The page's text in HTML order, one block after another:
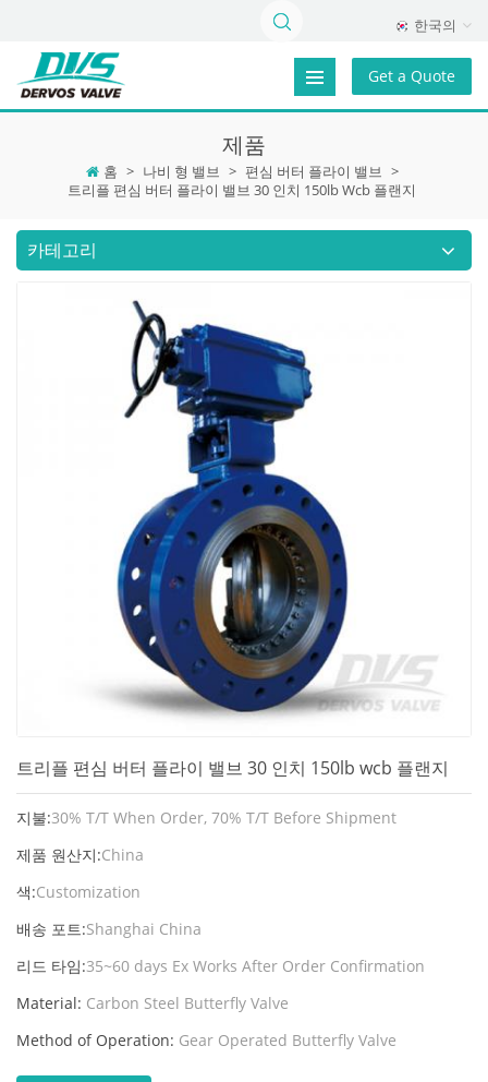
한국의
Get a Quote
제품
홈 > 나비 형 밸브 > 편심 버터 플라이 밸브 >
트리플 편심 버터 플라이 밸브 30 ​​인치 150lb Wcb 플랜지
카테고리
트리플 편심 버터 플라이 밸브 30 ​​인치 150lb wcb 플랜지
지불:30% T/T When Order, 70% T/T Before Shipment
제품 원산지:China
색:Customization
배송 포트:Shanghai China
리드 타임:35~60 days Ex Works After Order Confirmation
Material: Carbon Steel Butterfly Valve
Method of Operation: Gear Operated Butterfly Valve